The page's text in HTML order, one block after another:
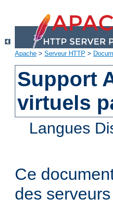
Apache > Serveur HTTP >
Support
virtuels
Langues
Ce
des